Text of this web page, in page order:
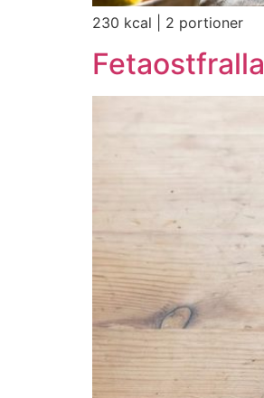
230 kcal | 2 portioner
Fetaostfralla